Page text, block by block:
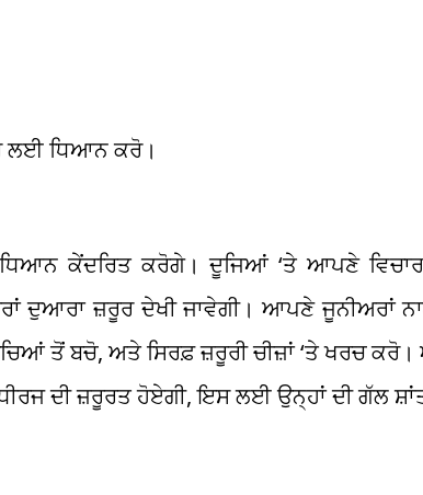
ਲਈ ਧਿਆਨ ਕਰੋ।
ਕੇਂਦਰਿਤ ਕਰੋਗੇ। ਦੂਜਿਆਂ ‘ਤੇ ਆਪਣੇ
ਦੁਆਰਾ ਜ਼ਰੂਰ ਦੇਖੀ ਜਾਵੇਗੀ। ਆਪਣੇ
ਤੋਂ ਬਚੋ, ਅਤੇ ਸਿਰਫ਼ ਜ਼ਰੂਰੀ ਚੀਜ਼ਾਂ ‘ਤੇ ਖਰਚ
ਦੀ ਜ਼ਰੂਰਤ ਹੋਏਗੀ, ਇਸ ਲਈ ਉਨ੍ਹਾਂ ਦੀ ਗੱਲ